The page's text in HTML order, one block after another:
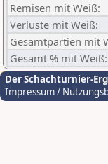
Remisen mit Weiß:
Verluste mit Weiß:
Gesamtpartien mit
Gesamt % mit Weiß:
Der Schachturnier-
Impressum /